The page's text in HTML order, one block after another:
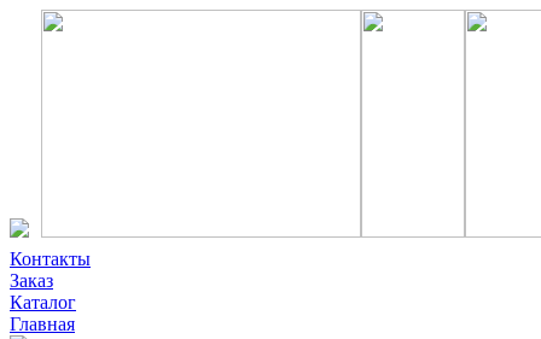
Контакты
Заказ
Каталог
Главная